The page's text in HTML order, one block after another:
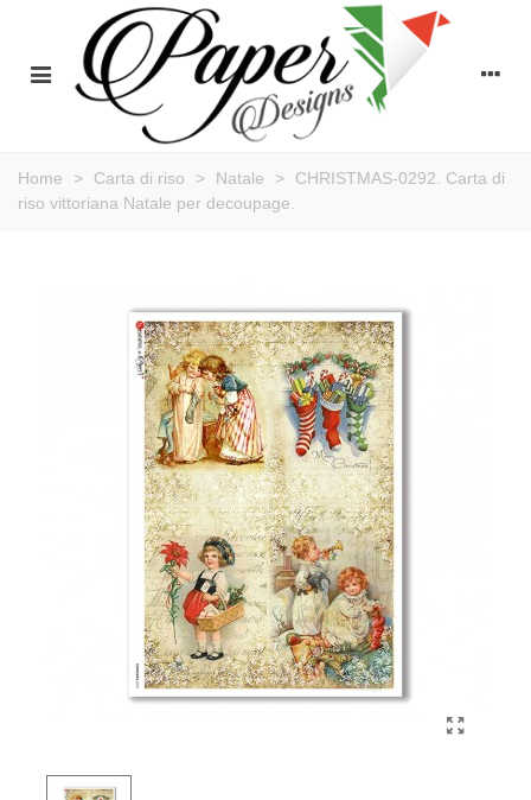
Home > Carta di riso > Natale >
CHRISTMAS-0292. Carta di
riso vittoriana Natale per decoupage.